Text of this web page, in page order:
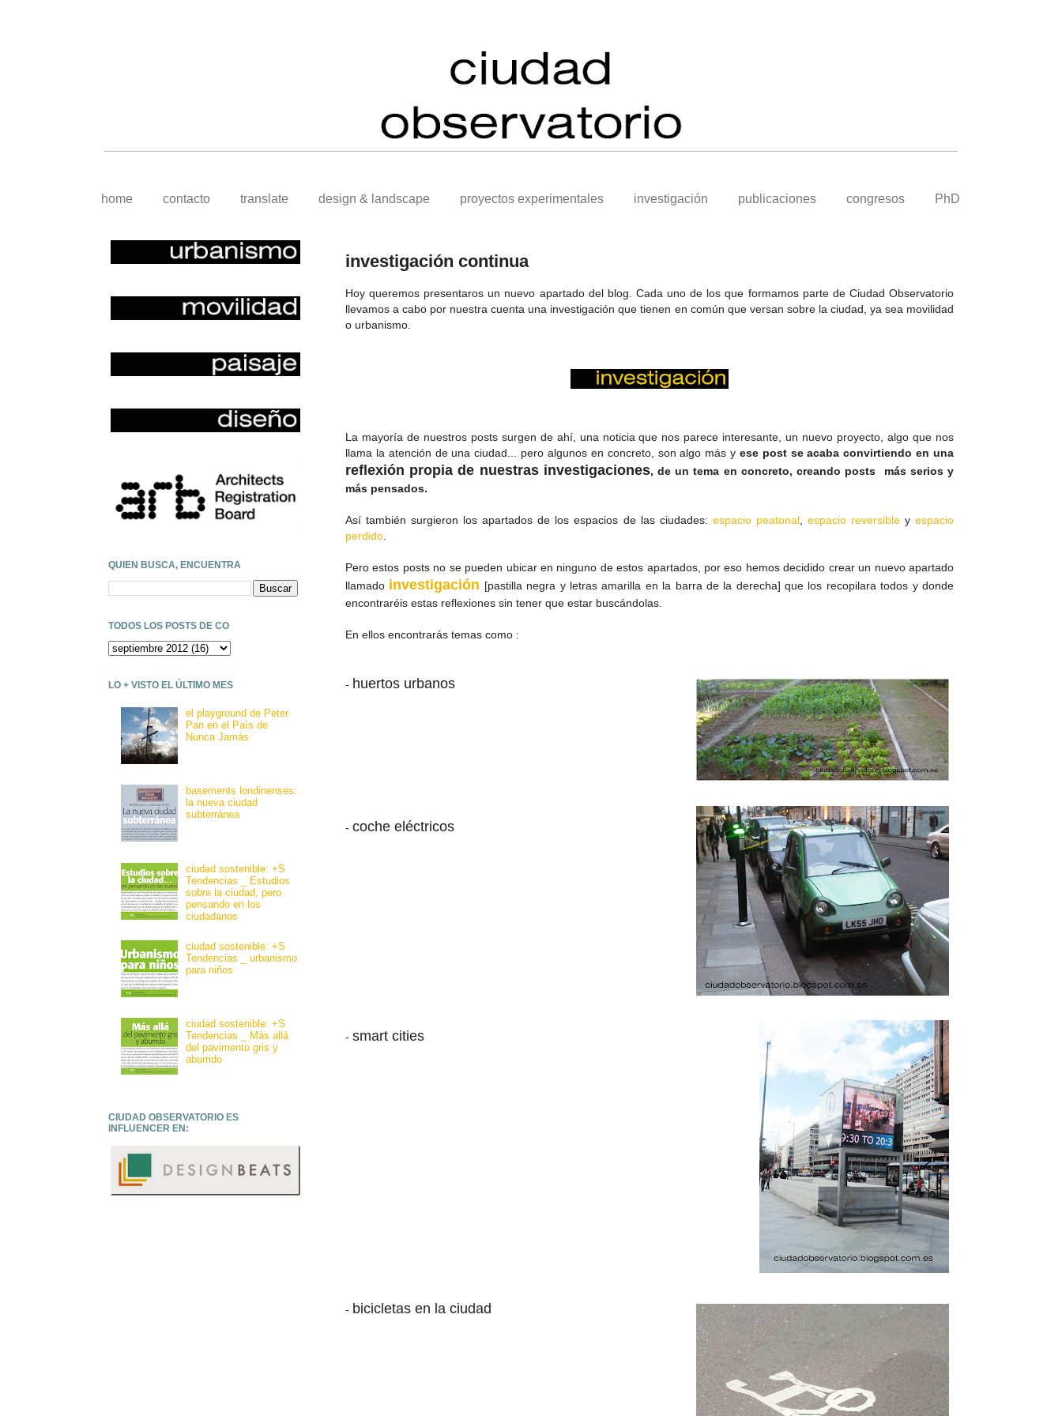
home contacto translate design & landscape proyectos experimentales investigación publicaciones congresos PhD
investigación continua
Hoy queremos presentaros un nuevo apartado del blog. Cada uno de los que formamos parte de Ciudad Observatorio
llevamos a cabo por nuestra cuenta una investigación que tienen en común que versan sobre la ciudad, ya sea movilidad
o urbanismo.
La mayoría de nuestros posts surgen de ahí, una noticia que nos parece interesante, un nuevo proyecto, algo que nos
llama la atención de una ciudad... pero algunos en concreto, son algo más y ese post se acaba convirtiendo en una
reflexión propia de nuestras investigaciones, de un tema en concreto, creando posts más serios y
más pensados.
Así también surgieron los apartados de los espacios de las ciudades: espacio peatonal, espacio reversibley espacio
perdido.
Pero estos posts no se pueden ubicar en ninguno de estos apartados, por eso hemos decidido crear un nuevo apartado
llamado investigación [pastilla negra y letras amarilla en la barra de la derecha] que los recopilara todos y donde
encontraréis estas reflexiones sin tener que estar buscándolas.
En ellos encontrarás temas como :
- huertos urbanos
- coche eléctricos
- smart cities
- bicicletas en la ciudad
QUIEN BUSCA, ENCUENTRA
TODOS LOS POSTS DE CO
LO + VISTO EL ÚLTIMO MES
el playground de Peter
Pan en el País de
Nunca Jamás
basements londinenses:
la nueva ciudad
subterránea
ciudad sostenible: +S
Tendencias _ Estudios
sobre la ciudad, pero
pensando en los
ciudadanos
ciudad sostenible: +S
Tendencias _ urbanismo
para niños
ciudad sostenible: +S
Tendencias _ Más allá
del pavimento gris y
aburrido
CIUDAD OBSERVATORIO ES
INFLUENCER EN: